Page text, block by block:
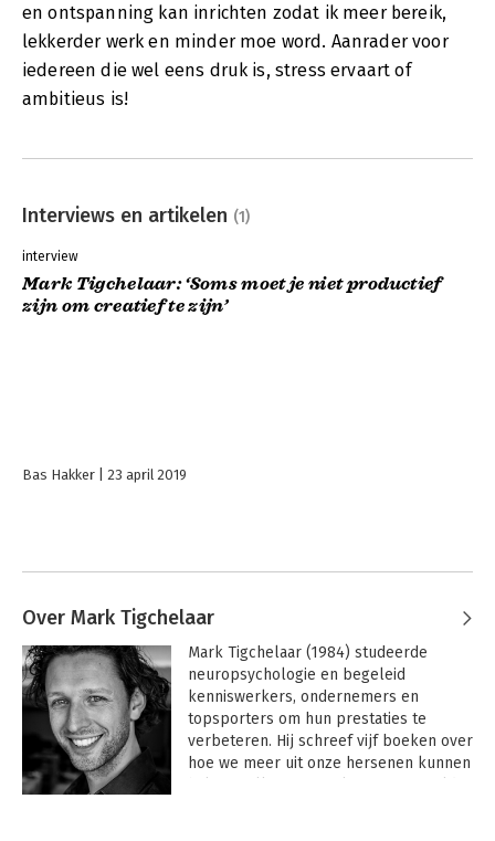
en ontspanning kan inrichten zodat ik meer bereik,
lekkerder werk en minder moe word. Aanrader voor
iedereen die wel eens druk is, stress ervaart of
ambitieus is!
Interviews en artikelen (1)
interview
Mark Tigchelaar: ‘Soms moet je niet productief
zijn om creatief te zijn’
Bas Hakker 23 april 2019
Over Mark Tigchelaar
Mark Tigchelaar (1984) studeerde
neuropsychologie en begeleid
kenniswerkers, ondernemers en
topsporters om hun prestaties te
verbeteren. Hij schreef vijf boeken over
hoe we meer uit onze hersenen kunnen